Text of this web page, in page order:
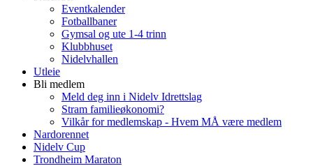
Eventkalender
Fotballbaner
Gymsal og ute 1-4 trinn
Klubbhuset
Nidelvhallen
Utleie
Bli medlem
Meld deg inn i Nidelv Idrettslag
Stram familieøkonomi?
Vilkår for medlemskap - Hvem MÅ være medlem
Nardorennet
Nidelv Cup
Trondheim Maraton